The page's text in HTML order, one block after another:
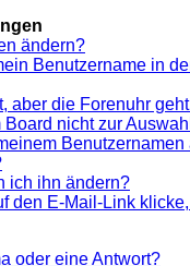
ändern?
Benutzername in
aber die Forenuhr
nicht zur
ich ihn ändern?
den E-Mail-Link
oder eine Antwort?